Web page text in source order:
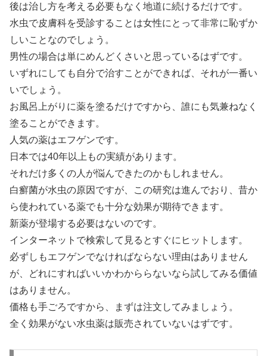
後は治し方を考える必要もなく地道に続けるだけです。
水虫で皮膚科を受診することは女性にとって非常に恥ずか
しいことなのでしょう。
男性の場合は単にめんどくさいと思っているはずです。
いずれにしても自分で治すことができれば、それが一番い
いでしょう。
お風呂上がりに薬を塗るだけですから、誰にも気兼ねなく
塗ることができます。
人気の薬はエフゲンです。
日本では40年以上もの実績があります。
それだけ多くの人が悩んできたのかもしれません。
白癬菌が水虫の原因ですが、この研究は進んでおり、昔か
ら使われている薬でも十分な効果が期待できます。
新薬が登場する必要はないのです。
インターネットで検索して見るとすぐにヒットします。
必ずしもエフゲンでなければならない理由はありません
が、どれにすればいいかわかららないなら試してみる価値
はありません。
価格も手ごろですから、まずは注文してみましょう。
全く効果がない水虫薬は販売されていないはずです。